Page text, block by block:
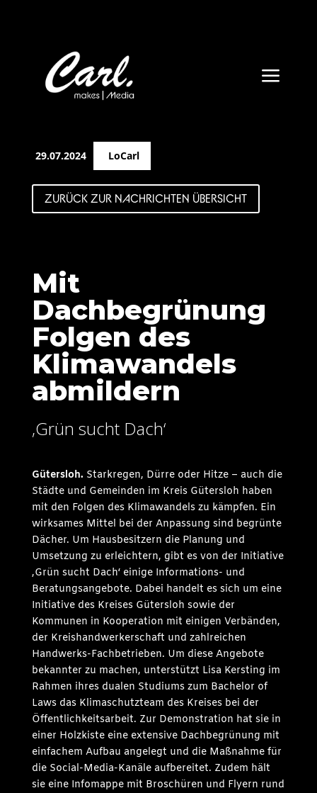
a
29.07.2024 LoCarl
ZURÜCK ZUR NACHRICHTEN ÜBERSICHT
Mit
Dachbegrünung
Folgen des
Klimawandels
abmildern
‚Grün sucht Dach‘
Gütersloh. Starkregen, Dürre oder Hitze – auch die
Städte und Gemeinden im Kreis Gütersloh haben
mit den Folgen des Klimawandels zu kämpfen. Ein
wirksames Mittel bei der Anpassung sind begrünte
Dächer. Um Hausbesitzern die Planung und
Umsetzung zu erleichtern, gibt es von der Initiative
‚Grün sucht Dach‘ einige Informations- und
Beratungsangebote. Dabei handelt es sich um eine
Initiative des Kreises Gütersloh sowie der
Kommunen in Kooperation mit einigen Verbänden,
der Kreishandwerkerschaft und zahlreichen
Handwerks-Fachbetrieben. Um diese Angebote
bekannter zu machen, unterstützt Lisa Kersting im
Rahmen ihres dualen Studiums zum Bachelor of
Laws das Klimaschutzteam des Kreises bei der
Öffentlichkeitsarbeit. Zur Demonstration hat sie in
einer Holzkiste eine extensive Dachbegrünung mit
einfachem Aufbau angelegt und die Maßnahme für
die Social-Media-Kanäle aufbereitet. Zudem hält
sie eine Infomappe mit Broschüren und Flyern rund